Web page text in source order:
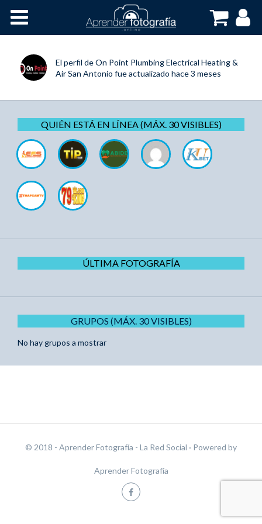
Cursos OnLine
El perfil deOn Point Plumbing Electrical Heating &
Air San Antonio fue actualizado hace 3 meses
QUIÉN ESTÁ EN LÍNEA (MÁX. 30 VISIBLES)
ÚLTIMA FOTOGRAFÍA
GRUPOS (MÁX. 30 VISIBLES)
No hay grupos a mostrar
© 2018 - Aprender Fotografía - La Red Social · Powered by
Aprender Fotografía